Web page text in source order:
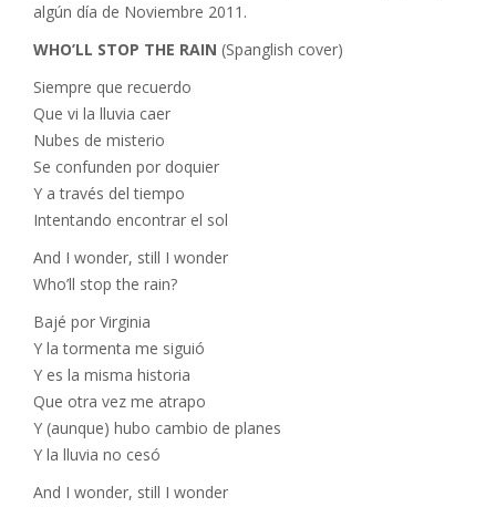
algún día de Noviembre 2011.
WHO’LL STOP THE RAIN (Spanglish cover)
Siempre que recuerdo
Que vi la lluvia caer
Nubes de misterio
Se confunden por doquier
Y a través del tiempo
Intentando encontrar el sol
And I wonder, still I wonder
Who’ll stop the rain?
Bajé por Virginia
Y la tormenta me siguió
Y es la misma historia
Que otra vez me atrapo
Y (aunque) hubo cambio de planes
Y la lluvia no cesó
And I wonder, still I wonder